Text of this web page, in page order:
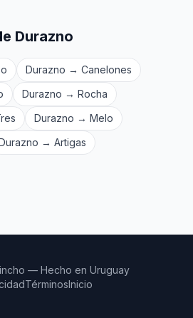
Durazno
Durazno → Canelones
Durazno → Rocha
Durazno → Melo
→ Artigas
— Hecho en Uruguay
TérminosInicio